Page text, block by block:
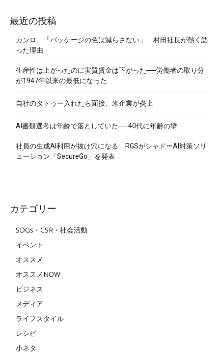
最近の投稿
カンロ、「パッケージの色は減らさない」 村田社長が熱く語
った理由
生産性は上がったのに実質賃金は下がった──労働者の取り分
が1947年以来の最低になった
自社のタトゥー入れたら面接、米企業が炎上
AI書類選考は年齢で落としていた──40代に年齢の壁
社員の生成AI利用が抜け穴になる RGSがシャドーAI対策ソリ
ューション「SecureGo」を発表
カテゴリー
SDGs・CSR・社会活動
イベント
オススメ
オススメNOW
ビジネス
メディア
ライフスタイル
レシピ
小ネタ